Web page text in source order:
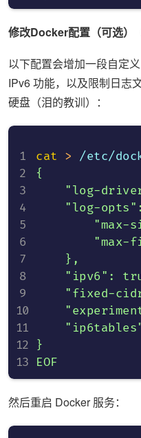
修改Docker配置（可选）
以下配置会增加一段自定
IPv6 功能，以及限制日志
硬盘（泪的教训）：
cat > /etc/
{
"log-
"log-
"max-
"max-
    },
"ipv6":
"fixed-
}
EOF
然后重启 Docker 服务：